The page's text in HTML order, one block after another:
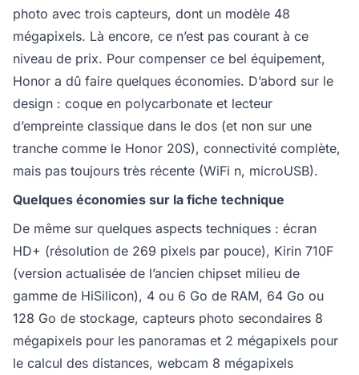
photo avec trois capteurs, dont un modèle 48
mégapixels. Là encore, ce n’est pas courant à ce
niveau de prix. Pour compenser ce bel équipement,
Honor a dû faire quelques économies. D’abord sur le
design : coque en polycarbonate et lecteur
d’empreinte classique dans le dos (et non sur une
tranche comme le Honor 20S), connectivité complète,
mais pas toujours très récente (WiFi n, microUSB).
Quelques économies sur la fiche technique
De même sur quelques aspects techniques : écran
HD+ (résolution de 269 pixels par pouce), Kirin 710F
(version actualisée de l’ancien chipset milieu de
gamme de HiSilicon), 4 ou 6 Go de RAM, 64 Go ou
128 Go de stockage, capteurs photo secondaires 8
mégapixels pour les panoramas et 2 mégapixels pour
le calcul des distances, webcam 8 mégapixels